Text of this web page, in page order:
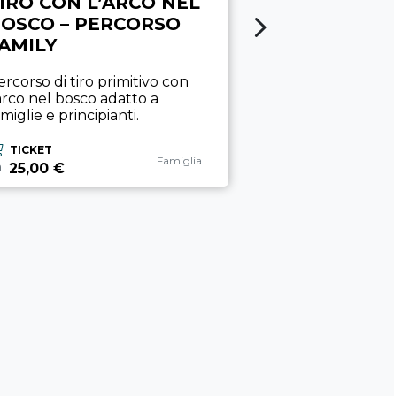
– PERCORSO
di tiro primitivo con
nel bosco adatto a
e principianti.
TICKET
25,00 €
Categoria esperienza
Famiglia